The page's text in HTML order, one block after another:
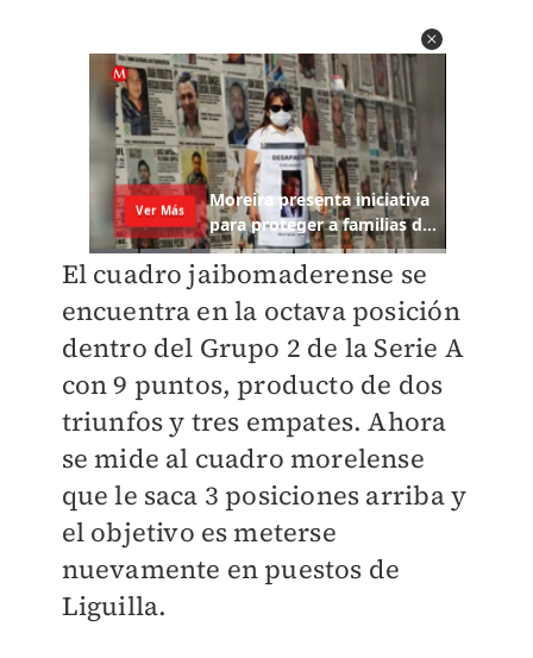
El cuadro jaibomaderense se
encuentra en la octava posición
dentro del Grupo 2 de la Serie A
con 9 puntos, producto de dos
triunfos y tres empates. Ahora
se mide al cuadro morelense
que le saca 3 posiciones arriba y
el objetivo es meterse
nuevamente en puestos de
Liguilla.